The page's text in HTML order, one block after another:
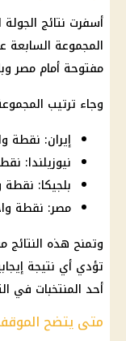
أسفرت نتائج
المجموعة
مفتوحة أمام مصر
وجاء ترتيب
إيران: نقطة
نيوزيلندا:
بلجيكا: نقطة
مصر: نقطة
وتمنح هذه النتائج
تؤدي أي نتيجة
أحد المنتخبات في
متى يتضح